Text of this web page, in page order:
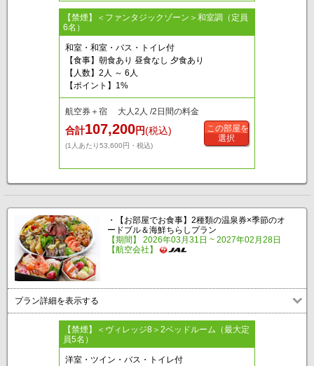
【禁煙】＜ファンタジックゾーン＞和室調（定員
6名）
和室・和室・バス・トイレ付
【食事】朝食あり 昼食なし 夕食あり
【人数】2人 ～ 6人
【ポイント】1%
航空券＋宿 大人2人 /2日間の料金
合計107,200円(税込)
(1人あたり53,600円・税込)
この部屋を
選択
・【お部屋でお食事】2種類の温泉券×季節のオ
ードブル＆海鮮ちらしプラン
【期間】 2026年03月31日 ~ 2027年02月28日
【航空会社】
プラン詳細を表示する
【禁煙】＜ヴィレッジ8＞2ベッドルーム（最大定
員5名）
洋室・ツイン・バス・トイレ付